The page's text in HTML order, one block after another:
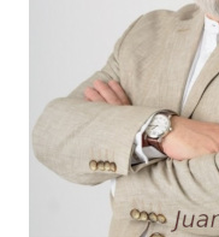
este
comente.
Este sitio
reCAPTCHA
privacidady
de Google se